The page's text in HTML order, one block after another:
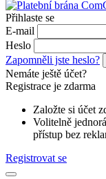
Přihlaste se
E-mail
Heslo
Zapomněli jste heslo?
Nemáte ještě účet?
Registrace je zdarma
Založte si účet
Volitelně
přístup bez
Registrovat se